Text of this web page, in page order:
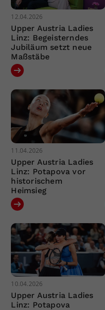
12.04.2026
Upper Austria Ladies
Linz: Begeisterndes
Jubiläum setzt neue
Maßstäbe
11.04.2026
Upper Austria Ladies
Linz: Potapova vor
historischem
Heimsieg
10.04.2026
Upper Austria Ladies
Linz: Potapova